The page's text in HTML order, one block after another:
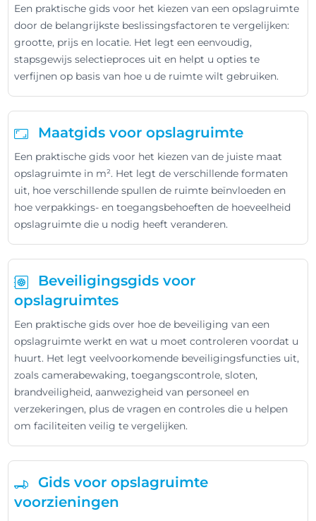
Een praktische gids voor het kiezen van een opslagruimte
door de belangrijkste beslissingsfactoren te vergelijken:
grootte, prijs en locatie. Het legt een eenvoudig,
stapsgewijs selectieproces uit en helpt u opties te
verfijnen op basis van hoe u de ruimte wilt gebruiken.
Maatgids voor opslagruimte
Een praktische gids voor het kiezen van de juiste maat
opslagruimte in m². Het legt de verschillende formaten
uit, hoe verschillende spullen de ruimte beïnvloeden en
hoe verpakkings- en toegangsbehoeften de hoeveelheid
opslagruimte die u nodig heeft veranderen.
Beveiligingsgids voor
opslagruimtes
Een praktische gids over hoe de beveiliging van een
opslagruimte werkt en wat u moet controleren voordat u
huurt. Het legt veelvoorkomende beveiligingsfuncties uit,
zoals camerabewaking, toegangscontrole, sloten,
brandveiligheid, aanwezigheid van personeel en
verzekeringen, plus de vragen en controles die u helpen
om faciliteiten veilig te vergelijken.
Gids voor opslagruimte
voorzieningen